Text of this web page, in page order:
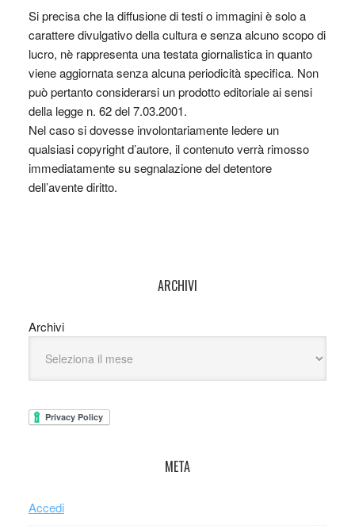
Si precisa che la diffusione di testi o immagini è solo a
carattere divulgativo della cultura e senza alcuno scopo di
lucro, nè rappresenta una testata giornalistica in quanto
viene aggiornata senza alcuna periodicità specifica. Non
può pertanto considerarsi un prodotto editoriale ai sensi
della legge n. 62 del 7.03.2001.
Nel caso si dovesse involontariamente ledere un
qualsiasi copyright d’autore, il contenuto verrà rimosso
immediatamente su segnalazione del detentore
dell’avente diritto.
ARCHIVI
Archivi
META
Accedi